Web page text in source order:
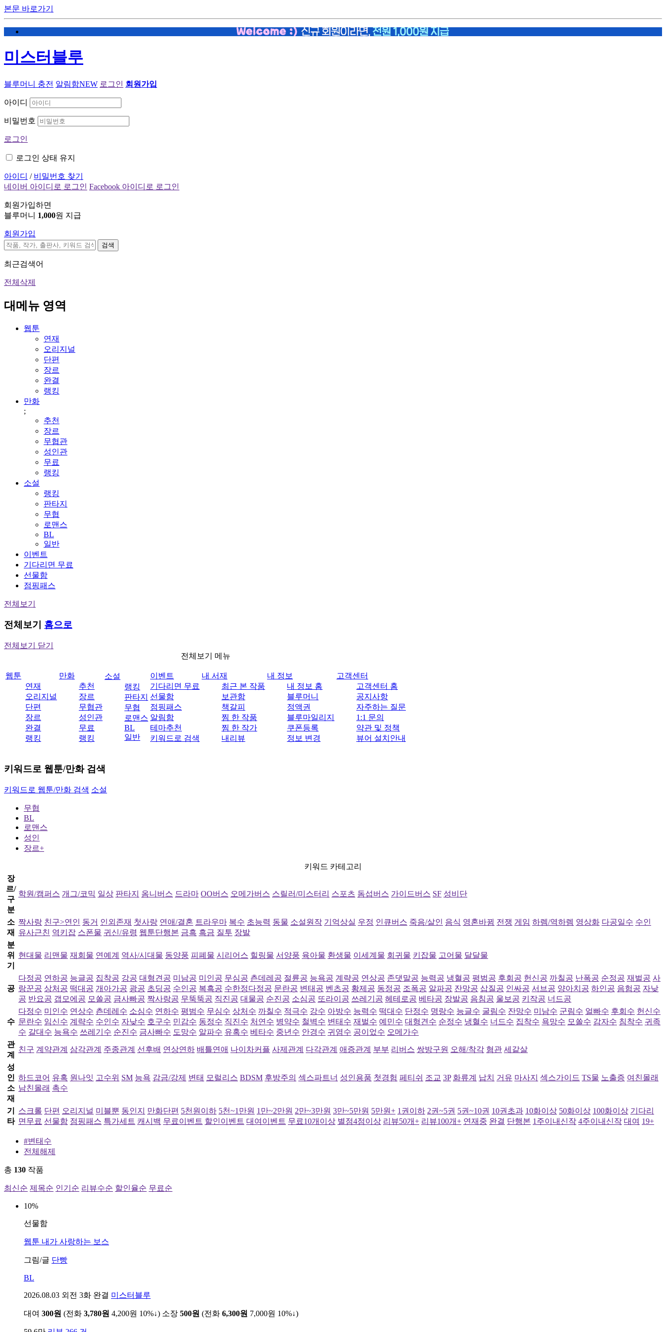
본문 바로가기
미스터블루
블루머니 충전 알림함NEW 로그인 회원가입
아이디
비밀번호
로그인
로그인 상태 유지
아이디 / 비밀번호 찾기
네이버 아이디로 로그인 Facebook 아이디로 로그인
회원가입하면
블루머니 1,000원 지급
회원가입
검색
최근검색어
전체삭제
대메뉴 영역
웹툰
연재
오리지널
단편
장르
완결
랭킹
만화
;
추천
장르
무협관
성인관
무료
랭킹
소설
랭킹
판타지
무협
로맨스
BL
일반
이벤트
기다리면 무료
선물함
점핑패스
전체보기
전체보기 홈으로
전체보기 닫기
전체보기 메뉴
웹툰
연재
오리지널
단편
장르
완결
랭킹
만화
추천
장르
무협관
성인관
무료
랭킹
소설
랭킹
판타지
무협
로맨스
BL
일반
이벤트
기다리면 무료
선물함
점핑패스
알림함
테마추천
키워드로 검색
내 서재
최근 본 작품
보관함
책갈피
찜 한 작품
찜 한 작가
내리뷰
내 정보
내 정보 홈
블루머니
정액권
블루마일리지
쿠폰등록
정보 변경
고객센터
고객센터 홈
공지사항
자주하는 질문
1:1 문의
약관 및 정책
뷰어 설치안내
키워드로 웹툰/만화 검색
키워드로 웹툰/만화 검색 소설
무협
BL
로맨스
성인
장르+
키워드 카테고리
장
르/
구
분
학원/캠퍼스 개그/코믹 일상 판타지 옴니버스 드라마 OO버스 오메가버스 스릴러/미스터리 스포츠 돔섭버스 가이드버스 SF 성비단
소
재
짝사랑 친구>연인 동거 인외존재 첫사랑 연애/결혼 트라우마 복수 초능력 동물 소설원작 기억상실 우정 인큐버스 죽음/살인 음식 영혼바뀜 전쟁 게임 하렘/역하렘 영상화 다공일수 수인
유사근친 역키잡 스폰물 귀신/유령 웹툰단행본 금흑 흑금 질투 장발
분
위
기
현대물 리맨물 재회물 연예계 역사/시대물 동양풍 피폐물 시리어스 힐링물 서양풍 육아물 환생물 이세계물 회귀물 키잡물 고어물 달달물
공
다정공 연하공 능글공 집착공 강공 대형견공 미남공 미인공 무심공 츤데레공 절륜공 능욕공 계략공 연상공 존댓말공 능력공 냉혈공 평범공 후회공 헌신공 까칠공 난폭공 순정공 재벌공 사
랑꾼공 상처공 떡대공 개아가공 광공 초딩공 수인공 복흑공 수한정다정공 문란공 변태공 벤츠공 황제공 동정공 조폭공 알파공 잔망공 삽질공 인싸공 서브공 양아치공 하인공 음험공 자낮
공 반요공 갭모에공 모쏠공 금사빠공 짝사랑공 무뚝뚝공 직진공 대물공 순진공 소심공 또라이공 쓰레기공 헤테로공 베타공 장발공 음침공 울보공 키작공 너드공
수
다정수 미인수 연상수 츤데레수 소심수 연하수 평범수 무심수 상처수 까칠수 적극수 강수 아방수 능력수 떡대수 단정수 명랑수 능글수 굴림수 잔망수 미남수 군림수 얼빠수 후회수 헌신수
문란수 임신수 계략수 수인수 자낮수 호구수 민감수 동정수 직진수 처연수 병약수 철벽수 변태수 재벌수 예민수 대형견수 순정수 냉혈수 너드수 집착수 욕망수 모쏠수 감자수 침착수 귀족
수 갈대수 능욕수 쓰레기수 순진수 금사빠수 도망수 알파수 유혹수 베타수 중년수 안경수 귀염수 공이었수 오메가수
관
계
친구 계약관계 삼각관계 주종관계 선후배 연상연하 배틀연애 나이차커플 사제관계 다각관계 애증관계 부부 리버스 쌍방구원 오해/착각 혐관 세같살
성
인
소
재
하드코어 유혹 원나잇 고수위 SM 능욕 감금/강제 변태 모럴리스 BDSM 후방주의 섹스파트너 성인용품 첫경험 페티쉬 조교 3P 화류계 납치 거유 마사지 섹스가이드 TS물 노출증 여친몰래
남친몰래 촉수
기
타
스크롤 단편 오리지널 미블뿐 동인지 만화단편 5천원이하 5천~1만원 1만~2만원 2만~3만원 3만~5만원 5만원+ 1권이하 2권~5권 5권~10권 10권초과 10화이상 50화이상 100화이상 기다리
면무료 선물함 점핑패스 특가세트 캐시백 무료이벤트 할인이벤트 대여이벤트 무료10개이상 별점4점이상 리뷰50개+ 리뷰100개+ 연재중 완결 단행본 1주이내신작 4주이내신작 대여 19+
#변태수
전체해제
총 130 작품
최신순 제목순 인기순 리뷰수순 할인율순 무료순
10%
선물함
웹툰 내가 사랑하는 보스
그림/글 단빵
BL
2026.08.03 외전 3화 완결 미스터블루
대여 300원 (전화 3,780원 4,200원 10%↓) 소장 500원 (전화 6,300원 7,000원 10%↓)